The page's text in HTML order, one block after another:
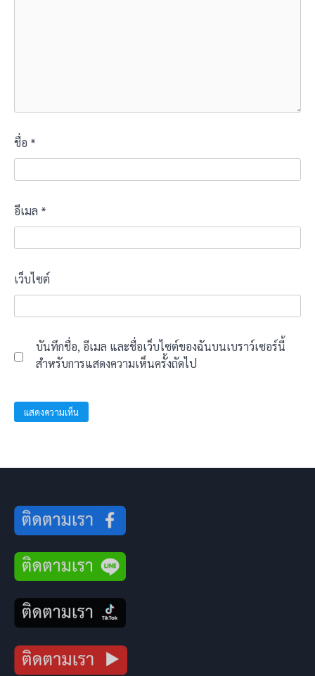
ชื่อ *
อีเมล *
เว็บไซต์
บันทึกชื่อ, อีเมล และชื่อเว็บไซต์ของฉันบนเบราว์เซอร์นี้
สำหรับการแสดงความเห็นครั้งถัดไป